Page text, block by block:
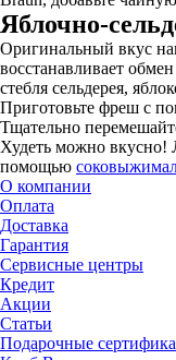
Яблочно-
Оригинальный вкус
восстанавливает
стебля сельдерея,
Приготовьте фреш с
Тщательно
Худеть можно вкусно!
помощью
О компании
Оплата
Доставка
Гарантия
Сервисные центры
Кредит
Акции
Статьи
Подарочные